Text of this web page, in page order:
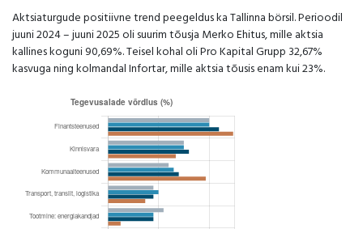
Aktsiaturgude positiivne trend peegeldus ka Tallinna börsil. Perioodil
juuni 2024 – juuni 2025 oli suurim tõusja Merko Ehitus, mille aktsia
kallines koguni 90,69%. Teisel kohal oli Pro Kapital Grupp 32,67%
kasvuga ning kolmandal Infortar, mille aktsia tõusis enam kui 23%.